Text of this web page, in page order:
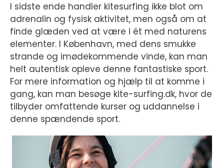
I sidste ende handler kitesurfing ikke blot om
adrenalin og fysisk aktivitet, men også om at
finde glæden ved at være i ét med naturens
elementer. I København, med dens smukke
strande og imødekommende vinde, kan man
helt autentisk opleve denne fantastiske sport.
For mere information og hjælp til at komme i
gang, kan man besøge kite-surfing.dk, hvor de
tilbyder omfattende kurser og uddannelse i
denne spændende sport.